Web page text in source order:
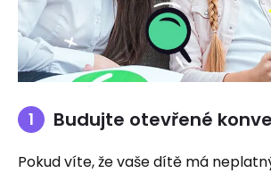
Budujte otevřené
Pokud víte, že vaše dítě má